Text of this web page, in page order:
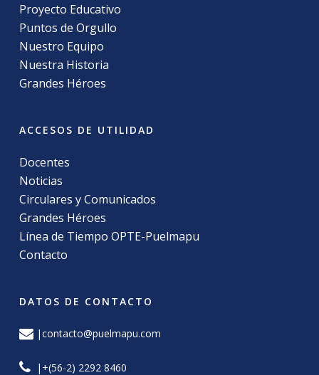
Proyecto Educativo
Puntos de Orgullo
Nuestro Equipo
Nuestra Historia
Grandes Héroes
ACCESOS DE UTILIDAD
Docentes
Noticias
Circulares y Comunicados
Grandes Héroes
Línea de Tiempo OPTE-Puelmapu
Contacto
DATOS DE CONTACTO
|contacto@puelmapu.com
|+(56-2) 2292 8460